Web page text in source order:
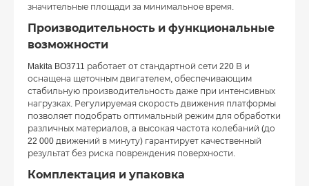
значительные площади за минимальное время.
Производительность и функциональные
возможности
Makita BO3711 работает от стандартной сети 220 В и
оснащена щеточным двигателем, обеспечивающим
стабильную производительность даже при интенсивных
нагрузках. Регулируемая скорость движения платформы
позволяет подобрать оптимальный режим для обработки
различных материалов, а высокая частота колебаний (до
22 000 движений в минуту) гарантирует качественный
результат без риска повреждения поверхности.
Комплектация и упаковка